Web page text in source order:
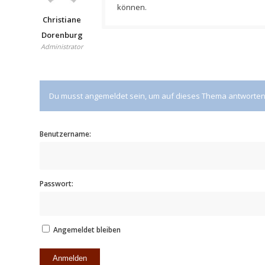
Christiane
Dorenburg
Administrator
können.
Du musst angemeldet sein, um auf dieses Thema
Benutzername:
Passwort:
Angemeldet bleiben
Anmelden